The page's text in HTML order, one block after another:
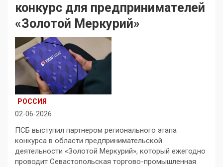
конкурс для предпринимателей
«Золотой Меркурий»
РОССИЯ
02-06-2026
ПСБ выступил партнером регионального этапа
конкурса в области предпринимательской
деятельности «Золотой Меркурий», который ежегодно
проводит Севастопольская торгово-промышленная